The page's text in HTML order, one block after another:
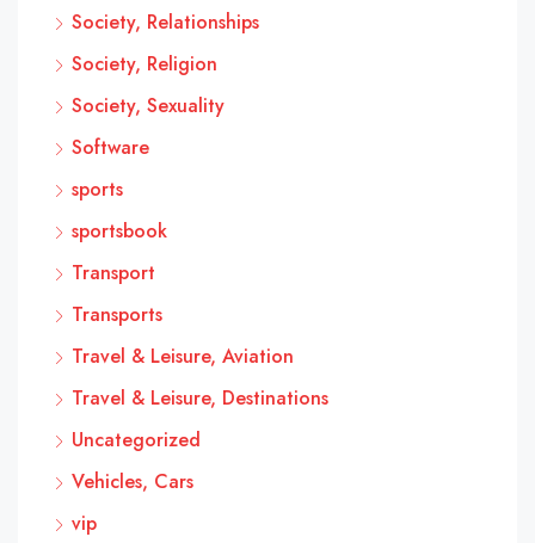
Society, Relationships
Society, Religion
Society, Sexuality
Software
sports
sportsbook
Transport
Transports
Travel & Leisure, Aviation
Travel & Leisure, Destinations
Uncategorized
Vehicles, Cars
vip